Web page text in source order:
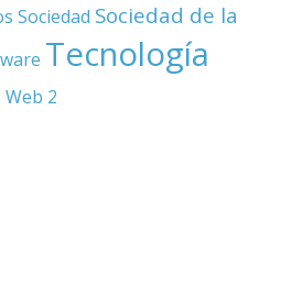
Sociedad Sociedad de la
Tecnología
Web 2